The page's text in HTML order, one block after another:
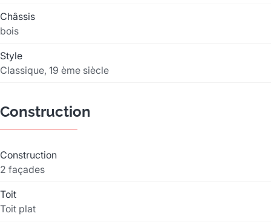
Châssis
bois
Style
Classique, 19 ème siècle
Construction
Construction
2 façades
Toit
Toit plat